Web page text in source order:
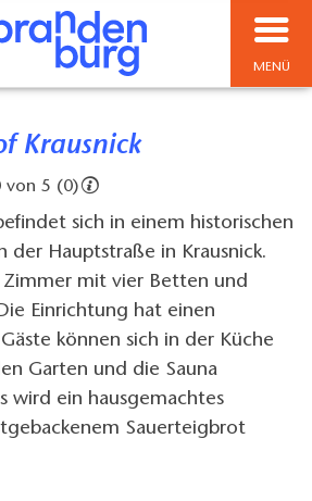
MENÜ
Krausnick
von 5 (0)
sich in einem historischen
der Hauptstraße in Krausnick.
mit vier Betten und
Einrichtung hat einen
können sich in der Küche
Garten und die Sauna
wird ein hausgemachtes
Sauerteigbrot